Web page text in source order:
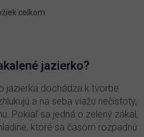
O
d
a
c
i
e
p
r
celkom
jazierko?
jazierka dochádza k tvorbe
a na seba viažu nečistoty,
Pokiaľ sa jedná o zelený zákal,
ktoré sa časom rozpadnú